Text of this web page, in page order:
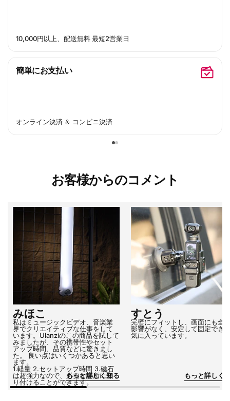
10,000円以上、配送無料 最短2営業日
簡単にお支払い
オンライン決済 ＆ コンビニ決済
お客様からのコメント
みほこ
私はミュージックビデオ、音楽業
界でクリエイティブな仕事をして
います。Ulanziのこの商品を試して
みましたが、その携帯性やセット
アップ時間、品質などに驚きまし
た。 良い点はいくつかあると思い
ます。
1.軽量 2.セットアップ時間 3.磁石
は超強力なので、必要な場所に取
り付けることができます。
もっと詳しく知る
すとう
完璧にフィットし、画面にも全
影響がなく、安定して固定でき
気に入っています。
もっと詳しく